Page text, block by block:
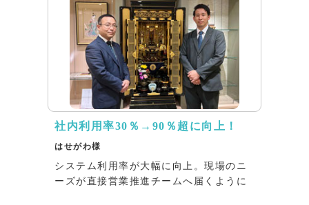
社内利用率30％→90％超に向上！
はせがわ様
システム利用率が大幅に向上。現場のニ
ーズが直接営業推進チームへ届くように